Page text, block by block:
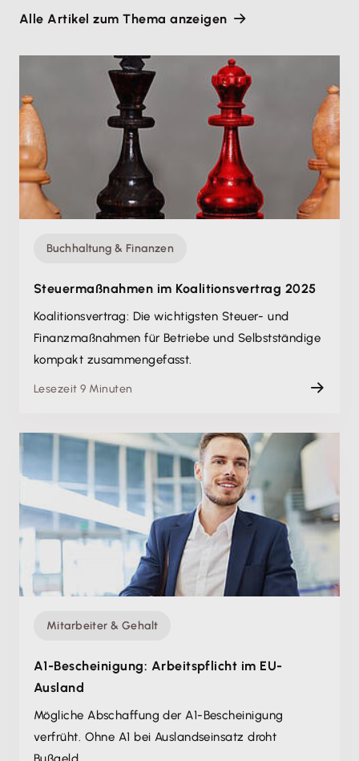
Alle Artikel zum Thema anzeigen
Buchhaltung & Finanzen
Steuermaßnahmen im Koalitionsvertrag 2025
Koalitionsvertrag: Die wichtigsten Steuer- und
Finanzmaßnahmen für Betriebe und Selbstständige
kompakt zusammengefasst.
Lesezeit 9 Minuten
Mitarbeiter & Gehalt
A1-Bescheinigung: Arbeitspflicht im EU-
Ausland
Mögliche Abschaffung der A1-Bescheinigung
verfrüht. Ohne A1 bei Auslandseinsatz droht